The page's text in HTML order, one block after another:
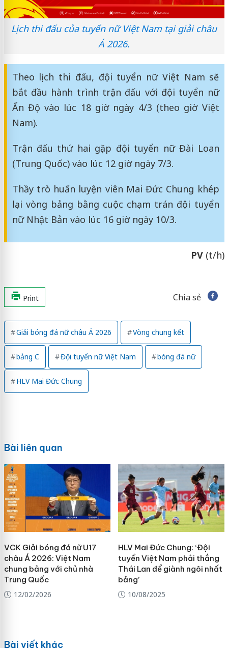
Lịch thi đấu của tuyển nữ Việt Nam tại giải châu
Á 2026.
Theo lịch thi đấu, đội tuyển nữ Việt Nam sẽ
bắt đầu hành trình trận đấu với đội tuyển nữ
Ấn Độ vào lúc 18 giờ ngày 4/3 (theo giờ Việt
Nam).
Trận đấu thứ hai gặp đội tuyển nữ Đài Loan
(Trung Quốc) vào lúc 12 giờ ngày 7/3.
Thầy trò huấn luyện viên Mai Đức Chung khép
lại vòng bảng bằng cuộc chạm trán đội tuyển
nữ Nhật Bản vào lúc 16 giờ ngày 10/3.
PV(t/h)
Print Chia sẻ
Giải bóng đá nữ châu Á 2026 Vòng chung kết
bảng C Đội tuyển nữ Việt Nam bóng đá nữ
HLV Mai Đức Chung
Bài liên quan
VCK Giải bóng đá nữ U17
châu Á 2026: Việt Nam
chung bảng với chủ nhà
Trung Quốc
12/02/2026
HLV Mai Đức Chung: ‘Đội
tuyển Việt Nam phải thắng
Thái Lan để giành ngôi nhất
bảng’
10/08/2025
Bài viết khác